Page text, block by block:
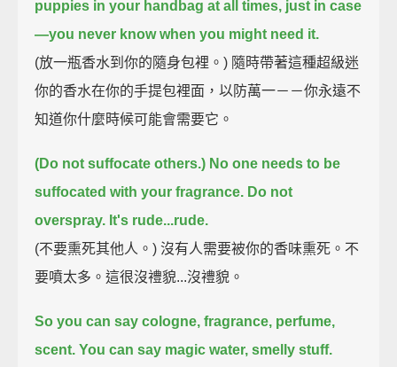
puppies in your handbag at all times, just in case
—you never know when you might need it.
(放一瓶香水到你的隨身包裡。) 隨時帶著這種超級迷
你的香水在你的手提包裡面，以防萬一－－你永遠不
知道你什麼時候可能會需要它。
(Do not suffocate others.) No one needs to be
suffocated with your fragrance. Do not
overspray. It's rude...rude.
(不要熏死其他人。) 沒有人需要被你的香味熏死。不
要噴太多。這很沒禮貌...沒禮貌。
So you can say cologne, fragrance, perfume,
scent. You can say magic water, smelly stuff.